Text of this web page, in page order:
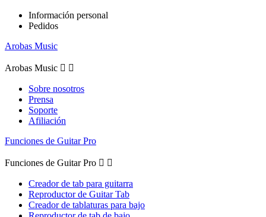
Información personal
Pedidos
Arobas Music
Arobas Music  
Sobre nosotros
Prensa
Soporte
Afiliación
Funciones de Guitar Pro
Funciones de Guitar Pro  
Creador de tab para guitarra
Reproductor de Guitar Tab
Creador de tablaturas para bajo